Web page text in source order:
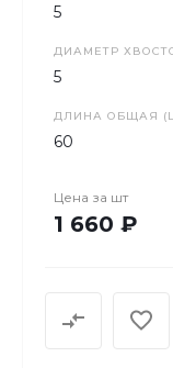
5
ДИАМЕТР
5
ДЛИНА ОБЩАЯ
60
Цена за шт
1 660 ₽